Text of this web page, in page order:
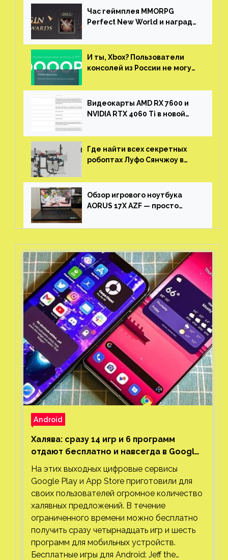
Час геймплея MMORPG
Perfect New World и награды
И ты, Xbox? Пользователи
консолей из России не могут
Видеокарты AMD RX 7600 и
NVIDIA RTX 4060 Ti в новой
Где найти всех секретных
робоптах Луфо Сянчжоу в
Обзор игрового ноутбука
AORUS 17X AZF — просто
Android
Халява: сразу 14 игр и 6 программ
отдают бесплатно и навсегда в Google
Play и App Store. Есть проект с 1 млн
загрузок
На этих выходных цифровые сервисы
Google Play и App Store приготовили для
своих пользователей огромное количество
халявных предложений. В течение
ограниченного времени можно бесплатно
получить сразу четырнадцать игр и шесть
программ для мобильных устройств.
Бесплатные игры для Android: Jeff the…